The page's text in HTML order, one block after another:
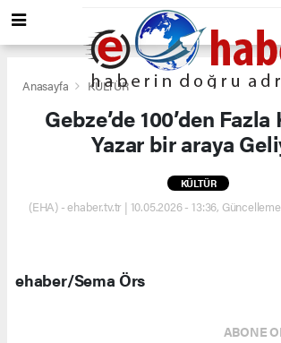
Anasayfa KÜLTÜR
Gebze’de 100’den
Yazar bir araya
KÜLTÜR
(EHA) - ehaber.tv.tr | 10.05.2026 - 13:36,
ehaber/Sema Örs
ABONE